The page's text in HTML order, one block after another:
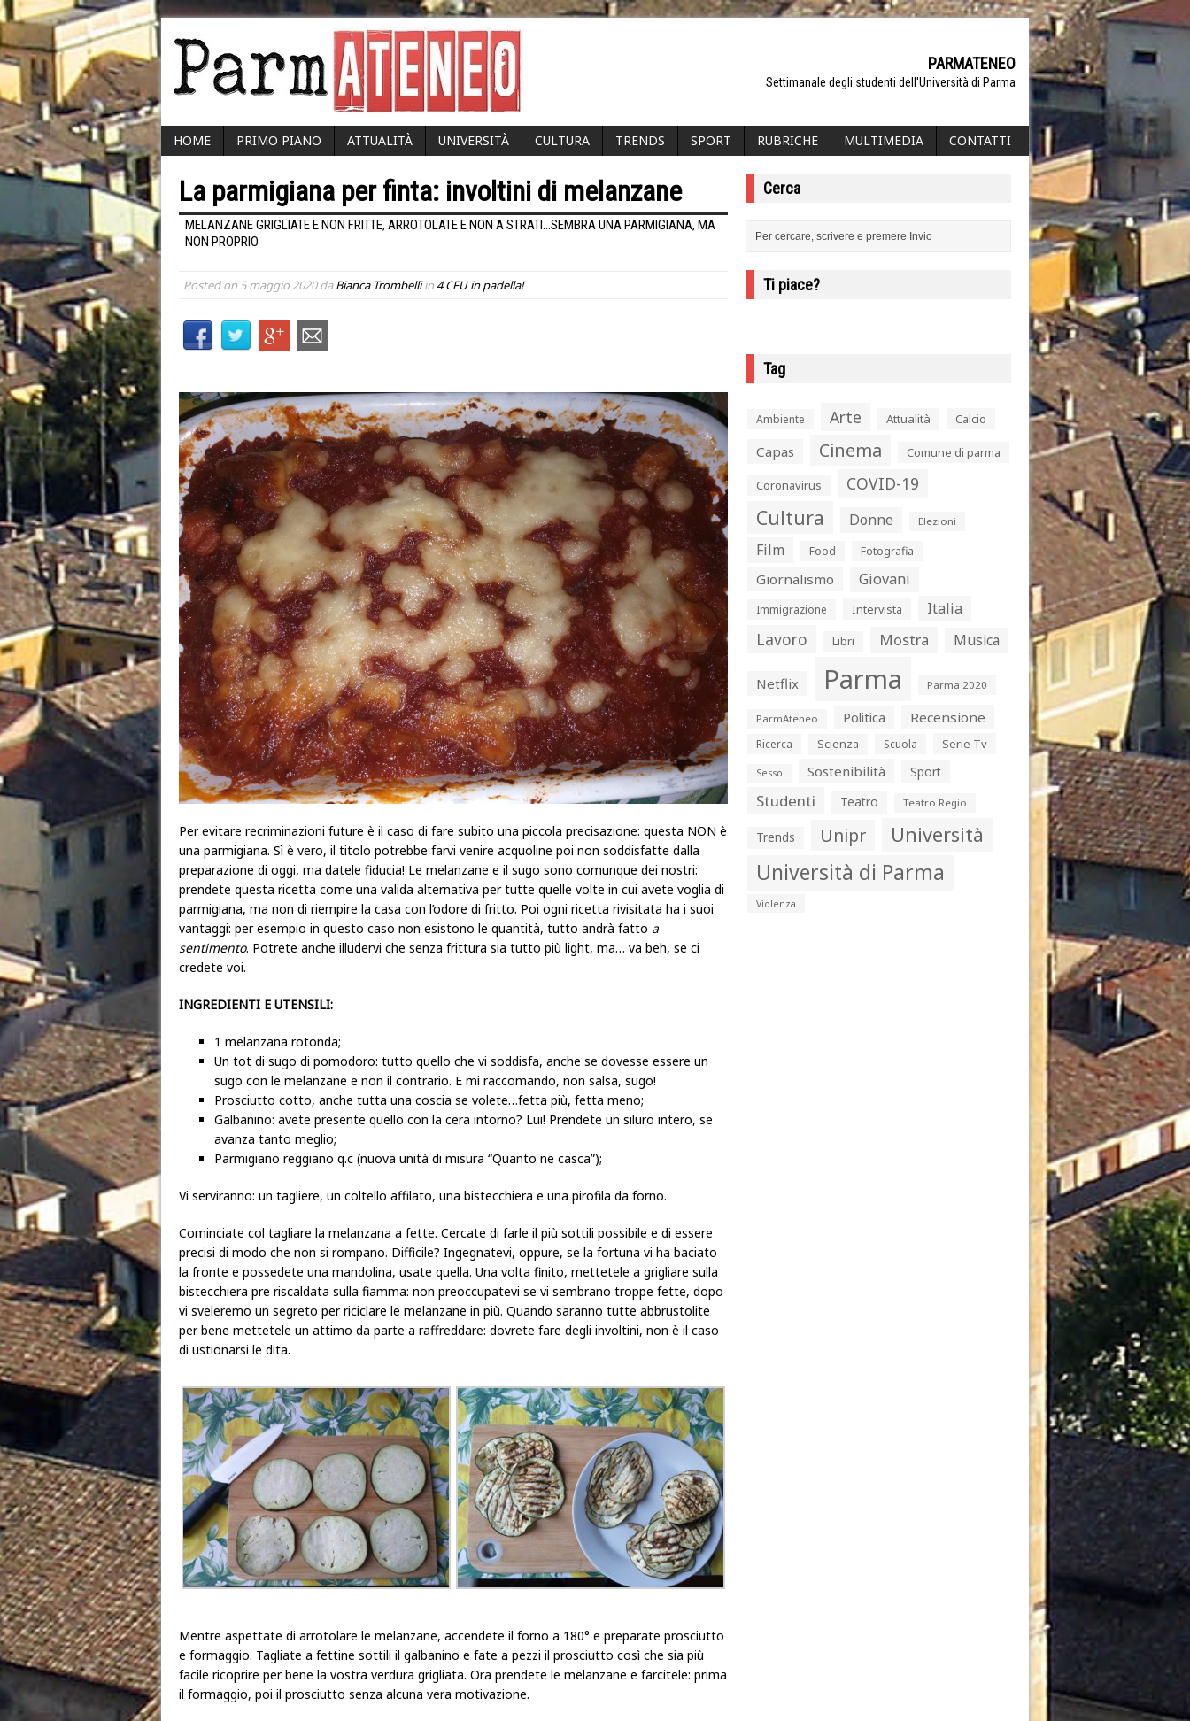
PARMATENEO
Settimanale degli studenti dell'Università di Parma
HOME PRIMO PIANO ATTUALITÀ UNIVERSITÀ CULTURA TRENDS SPORT RUBRICHE MULTIMEDIA CONTATTI
La parmigiana per finta: involtini di melanzane
MELANZANE GRIGLIATE E NON FRITTE, ARROTOLATE E NON A STRATI...SEMBRA UNA PARMIGIANA, MA
NON PROPRIO
Posted on 5 maggio 2020daBianca Trombelliin 4 CFU in padella!
Per evitare recriminazioni future è il caso di fare subito una piccola precisazione: questa NON è
una parmigiana. Sì è vero, il titolo potrebbe farvi venire acquoline poi non soddisfatte dalla
preparazione di oggi, ma datele fiducia! Le melanzane e il sugo sono comunque dei nostri:
prendete questa ricetta come una valida alternativa per tutte quelle volte in cui avete voglia di
parmigiana, ma non di riempire la casa con l’odore di fritto. Poi ogni ricetta rivisitata ha i suoi
vantaggi: per esempio in questo caso non esistono le quantità, tutto andrà fatto a
sentimento. Potrete anche illudervi che senza frittura sia tutto più light, ma… va beh, se ci
credete voi.
INGREDIENTI E UTENSILI:
1 melanzana rotonda;
Un tot di sugo di pomodoro: tutto quello che vi soddisfa, anche se dovesse essere un
sugo con le melanzane e non il contrario. E mi raccomando, non salsa, sugo!
Prosciutto cotto, anche tutta una coscia se volete…fetta più, fetta meno;
Galbanino: avete presente quello con la cera intorno? Lui! Prendete un siluro intero, se
avanza tanto meglio;
Parmigiano reggiano q.c (nuova unità di misura “Quanto ne casca”);
Vi serviranno: un tagliere, un coltello affilato, una bistecchiera e una pirofila da forno.
Cominciate col tagliare la melanzana a fette. Cercate di farle il più sottili possibile e di essere
precisi di modo che non si rompano. Difficile? Ingegnatevi, oppure, se la fortuna vi ha baciato
la fronte e possedete una mandolina, usate quella. Una volta finito, mettetele a grigliare sulla
bistecchiera pre riscaldata sulla fiamma: non preoccupatevi se vi sembrano troppe fette, dopo
vi sveleremo un segreto per riciclare le melanzane in più. Quando saranno tutte abbrustolite
per bene mettetele un attimo da parte a raffreddare: dovrete fare degli involtini, non è il caso
di ustionarsi le dita.
Mentre aspettate di arrotolare le melanzane, accendete il forno a 180° e preparate prosciutto
e formaggio. Tagliate a fettine sottili il galbanino e fate a pezzi il prosciutto così che sia più
facile ricoprire per bene la vostra verdura grigliata. Ora prendete le melanzane e farcitele: prima
il formaggio, poi il prosciutto senza alcuna vera motivazione.
Cerca
Ti piace?
Tag
Ambiente Arte Attualità Calcio
Capas Cinema Comune di parma
Coronavirus COVID-19
Cultura Donne Elezioni
Film Food Fotografia
Giornalismo Giovani
Immigrazione Intervista Italia
Lavoro Libri Mostra Musica
Netflix Parma Parma 2020
ParmAteneo Politica Recensione
Ricerca Scienza Scuola Serie Tv
Sesso Sostenibilità Sport
Studenti Teatro Teatro Regio
Trends Unipr Università
Università di Parma
Violenza